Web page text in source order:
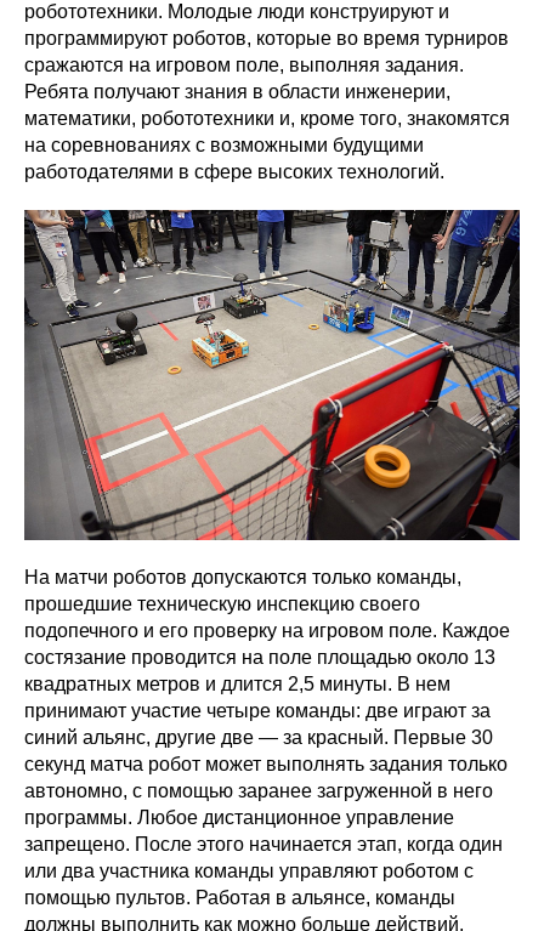
робототехники. Молодые люди конструируют и
программируют роботов, которые во время турниров
сражаются на игровом поле, выполняя задания.
Ребята получают знания в области инженерии,
математики, робототехники и, кроме того, знакомятся
на соревнованиях с возможными будущими
работодателями в сфере высоких технологий.
На матчи роботов допускаются только команды,
прошедшие техническую инспекцию своего
подопечного и его проверку на игровом поле. Каждое
состязание проводится на поле площадью около 13
квадратных метров и длится 2,5 минуты. В нем
принимают участие четыре команды: две играют за
синий альянс, другие две — за красный. Первые 30
секунд матча робот может выполнять задания только
автономно, с помощью заранее загруженной в него
программы. Любое дистанционное управление
запрещено. После этого начинается этап, когда один
или два участника команды управляют роботом с
помощью пультов. Работая в альянсе, команды
должны выполнить как можно больше действий,